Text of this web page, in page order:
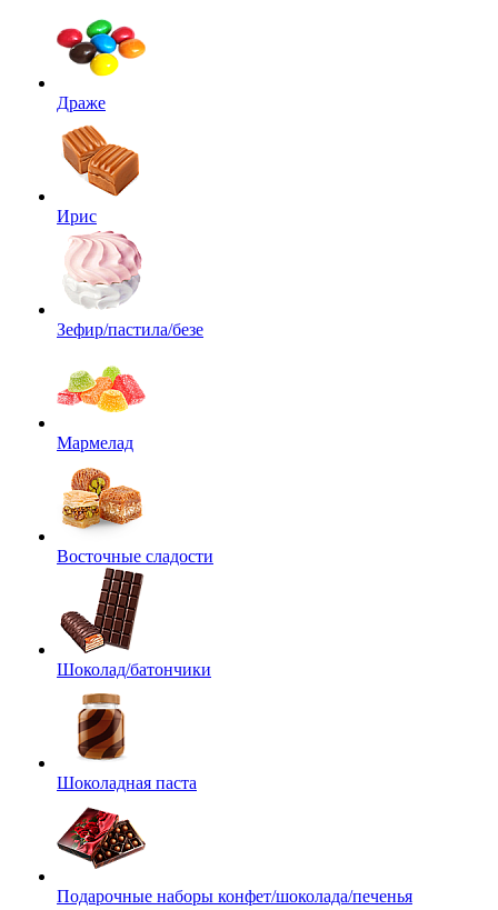
Драже
Ирис
Зефир/пастила/безе
Мармелад
Восточные сладости
Шоколад/батончики
Шоколадная паста
Подарочные наборы конфет/шоколада/печенья